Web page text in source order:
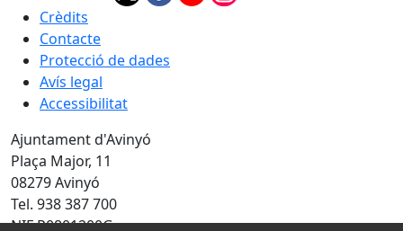
Crèdits
Contacte
Protecció de dades
Avís legal
Accessibilitat
Ajuntament d'Avinyó
Plaça Major, 11
08279 Avinyó
Tel. 938 387 700
NIF P0801200G